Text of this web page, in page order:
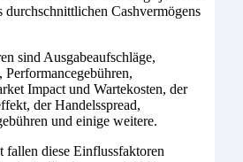
Cashvermögens
sind Ausgabeaufschläge,
Performancegebühren,
Impact und Wartekosten, der
der Handelsspread,
und einige weitere.
fallen diese Einflussfaktoren